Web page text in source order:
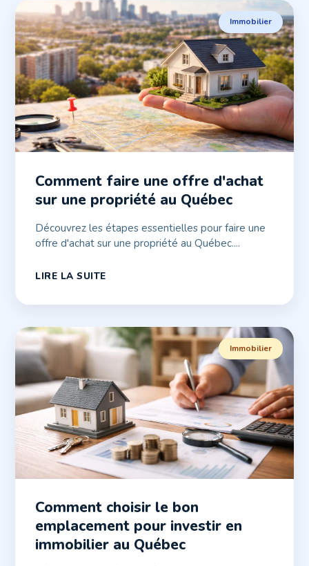
Immobilier
Comment faire une offre d'achat
sur une propriété au Québec
Découvrez les étapes essentielles pour faire une
offre d'achat sur une propriété au Québec....
LIRE LA SUITE
Immobilier
Comment choisir le bon
emplacement pour investir en
immobilier au Québec